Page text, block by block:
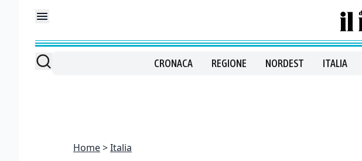
CRONACA REGIONE NORDEST ITALIA
Home Italia